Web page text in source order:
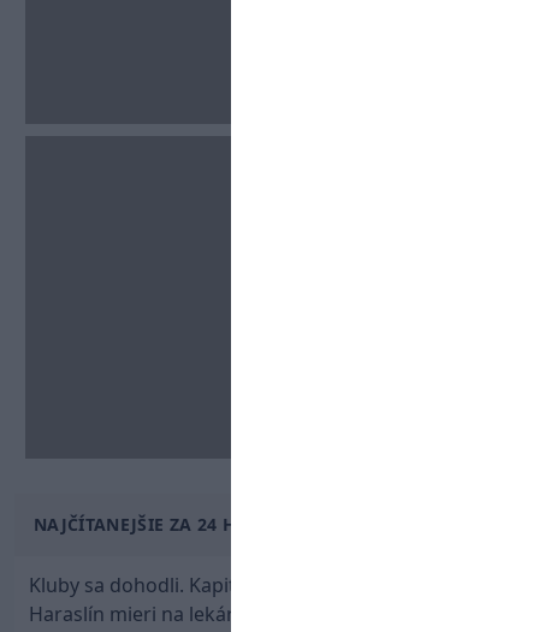
NAJČÍTANEJŠIE ZA 24 HODÍN
Kluby sa dohodli. Kapitán Sparty Praha Lukáš
Haraslín mieri na lekársku prehliadku